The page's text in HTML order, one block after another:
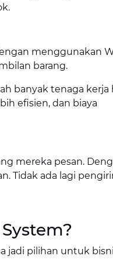
menggunakan
barang.
banyak tenaga kerja
efisien, dan biaya
mereka pesan.
Tidak ada lagi
jadi pilihan untuk